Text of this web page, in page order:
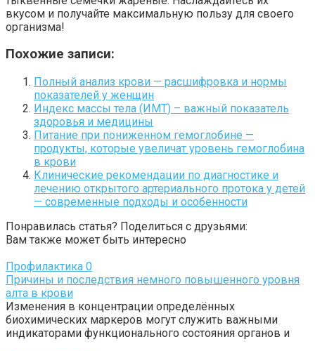
вкусом и получайте максимальную пользу для своего
организма!
Похожие записи:
Полный анализ крови — расшифровка и нормы
показателей у женщин
Индекс массы тела (ИМТ) – важный показатель
здоровья и медицины
Питание при пониженном гемоглобине —
продукты, которые увеличат уровень гемоглобина
в крови
Клинические рекомендации по диагностике и
лечению открытого артериального протока у детей
— современные подходы и особенности
Понравилась статья? Поделиться с друзьями:
Вам также может быть интересно
Профилактика 0
Причины и последствия немного повышенного уровня
алта в крови
Изменения в концентрации определённых
биохимических маркеров могут служить важными
индикаторами функционального состояния органов и